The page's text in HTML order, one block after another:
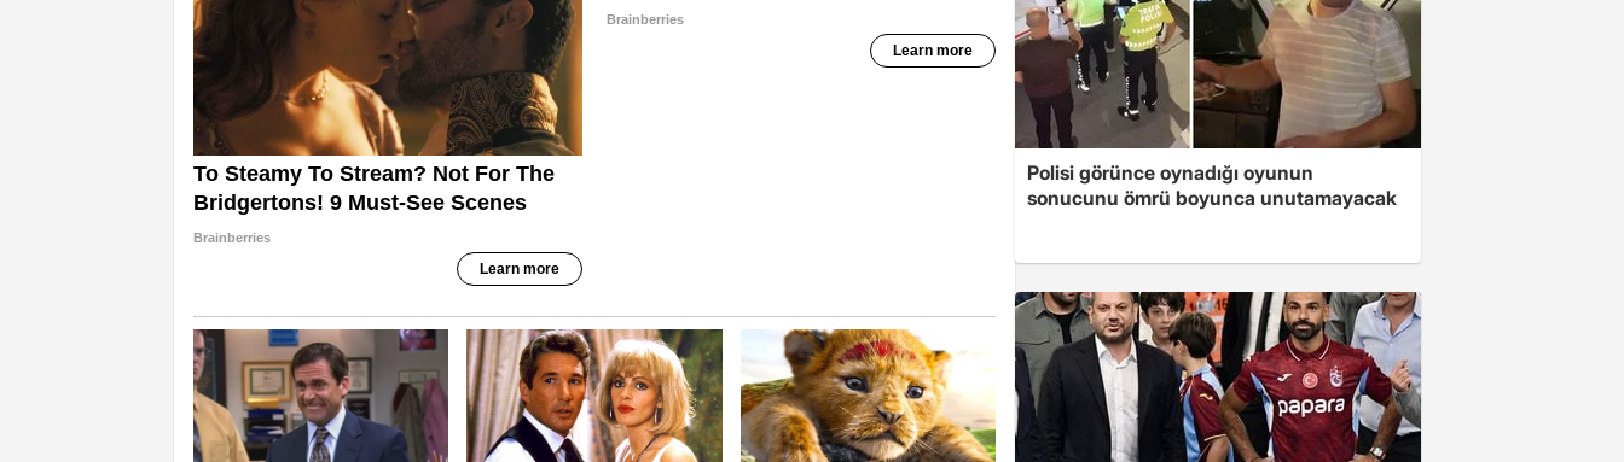
Polisi görünce oynadığı oyunun
sonucunu ömrü boyunca unutamayacak